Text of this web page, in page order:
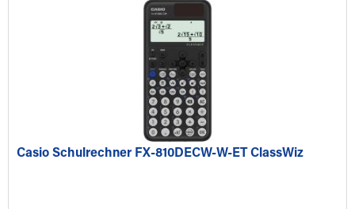
Casio Schulrechner FX-810DECW-W-ET ClassWiz